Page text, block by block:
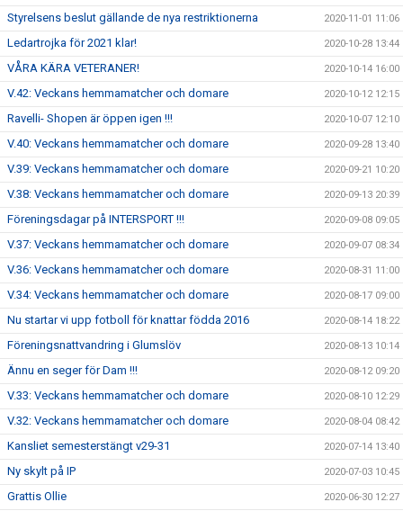
Styrelsens beslut gällande de nya restriktionerna 2020-11-01 11:06
Ledartrojka för 2021 klar! 2020-10-28 13:44
VÅRA KÄRA VETERANER! 2020-10-14 16:00
V.42: Veckans hemmamatcher och domare 2020-10-12 12:15
Ravelli- Shopen är öppen igen !!! 2020-10-07 12:10
V.40: Veckans hemmamatcher och domare 2020-09-28 13:40
V.39: Veckans hemmamatcher och domare 2020-09-21 10:20
V.38: Veckans hemmamatcher och domare 2020-09-13 20:39
Föreningsdagar på INTERSPORT !!! 2020-09-08 09:05
V.37: Veckans hemmamatcher och domare 2020-09-07 08:34
V.36: Veckans hemmamatcher och domare 2020-08-31 11:00
V.34: Veckans hemmamatcher och domare 2020-08-17 09:00
Nu startar vi upp fotboll för knattar födda 2016 2020-08-14 18:22
Föreningsnattvandring i Glumslöv 2020-08-13 10:14
Ännu en seger för Dam !!! 2020-08-12 09:20
V.33: Veckans hemmamatcher och domare 2020-08-10 12:29
V.32: Veckans hemmamatcher och domare 2020-08-04 08:42
Kansliet semesterstängt v29-31 2020-07-14 13:40
Ny skylt på IP 2020-07-03 10:45
Grattis Ollie 2020-06-30 12:27